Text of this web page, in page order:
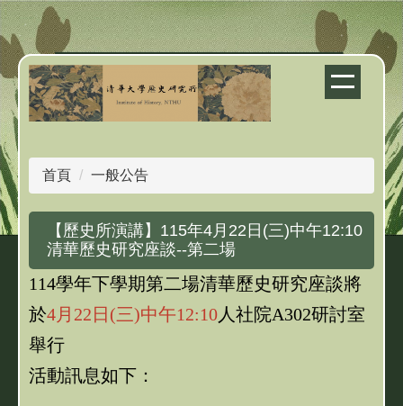
跳
到
主
要
內
容
區
首頁
一般公告
【歷史所演講】115年4月22日(三)中午12:10
清華歷史研究座談--第二場
114學年下學期第二場清華歷史研究座談將
於4月22日(三)中午12:10人社院A302研討室
舉行
活動訊息如下：